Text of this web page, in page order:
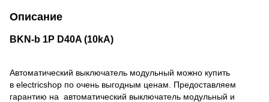
Описание
BKN-b 1P D40A (10kA)
Автоматический выключатель модульный можно купить
в electricshop по очень выгодным ценам. Предоставляем
гарантию на автоматический выключатель модульный и